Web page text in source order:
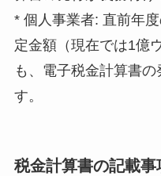
* 個人事業者: 直前年
定金額（現在では1億
も、電子税金計算書
す。
税金計算書の記載事